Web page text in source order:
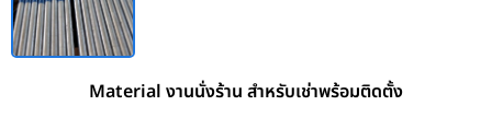
Material งานนั่งร้าน สำหรับเช่าพร้อมติดตั้ง